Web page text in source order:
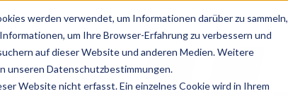
werden verwendet, um Informationen darüber zu sammeln,
um Ihre Browser-Erfahrung zu verbessern und
auf dieser Website und anderen Medien. Weitere
unseren Datenschutzbestimmungen.
Website nicht erfasst. Ein einzelnes Cookie wird in Ihrem